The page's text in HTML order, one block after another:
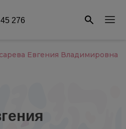
45 276
Евгения Владимировна